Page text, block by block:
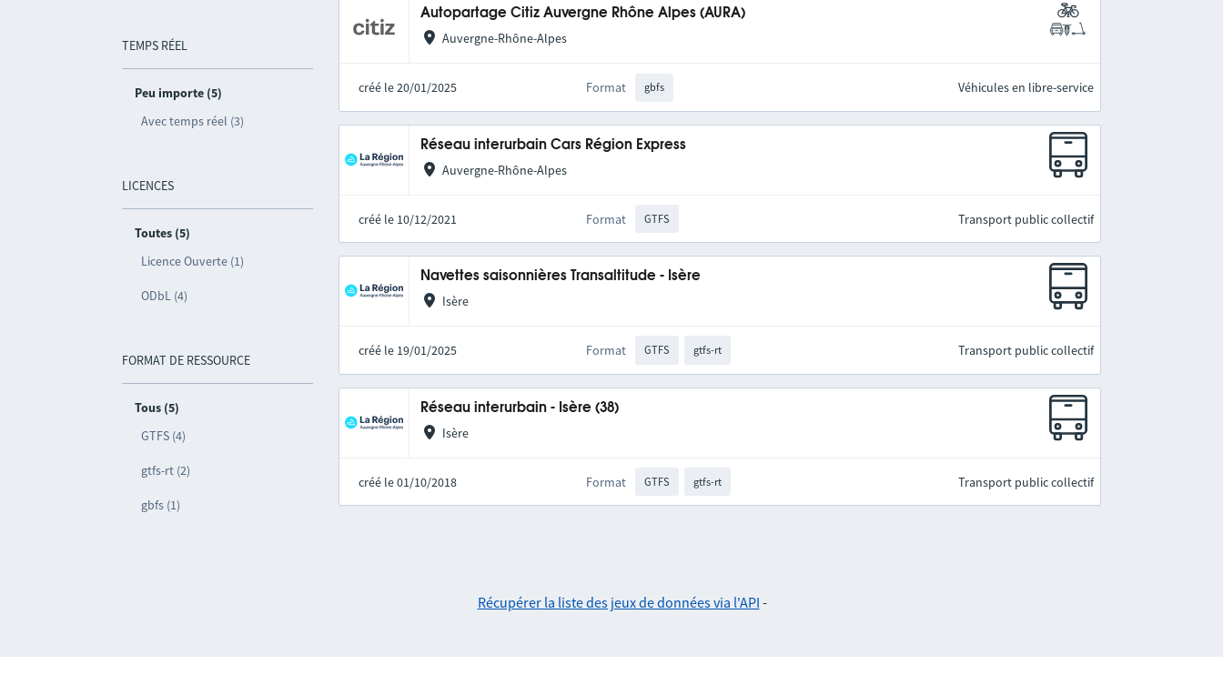
TEMPS RÉEL
Peu importe (5)
Avec temps réel (3)
LICENCES
Toutes (5)
Licence Ouverte (1)
ODbL (4)
FORMAT DE RESSOURCE
Tous (5)
GTFS (4)
gtfs-rt (2)
gbfs (1)
Autopartage Citiz Auvergne Rhône Alpes (AURA)
Auvergne-Rhône-Alpes
créé le 20/01/2025 Format gbfs Véhicules en libre-service
Réseau interurbain Cars Région Express
Auvergne-Rhône-Alpes
créé le 10/12/2021 Format GTFS Transport public collectif
Navettes saisonnières Transaltitude - Isère
Isère
créé le 19/01/2025 Format GTFS gtfs-rt Transport public collectif
Réseau interurbain - Isère (38)
Isère
créé le 01/10/2018 Format GTFS gtfs-rt Transport public collectif
Récupérer la liste des jeux de données via l'API -